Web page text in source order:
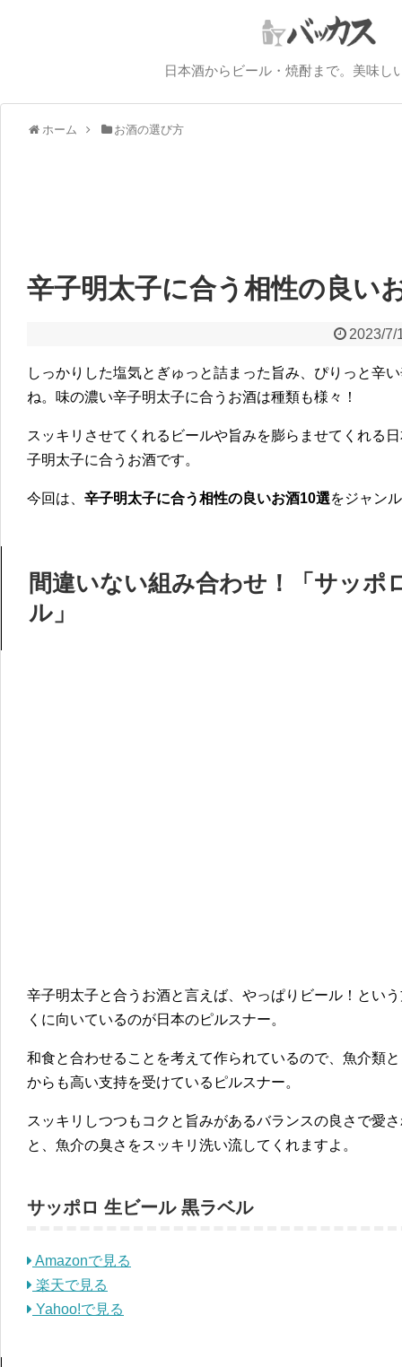
日本酒からビール・焼酎まで。美味し
ホーム お酒の選び方
辛子明太子に合う相性の良い
2023/7/
しっかりした塩気とぎゅっと詰まった旨み、ぴりっと辛
ね。味の濃い辛子明太子に合うお酒は種類も様々！
スッキリさせてくれるビールや旨みを膨らませてくれる
子明太子に合うお酒です。
今回は、 辛子明太子に合う相性の良いお酒10選をジャン
間違いない組み合わせ！「サッポ
ル」
辛子明太子と合うお酒と言えば、やっぱりビール！とい
くに向いているのが日本のピルスナー。
和食と合わせることを考えて作られているので、魚介類
からも高い支持を受けているピルスナー。
スッキリしつつもコクと旨みがあるバランスの良さで愛
と、魚介の臭さをスッキリ洗い流してくれますよ。
サッポロ 生ビール 黒ラベル
Amazonで見る
楽天で見る
Yahoo!で見る